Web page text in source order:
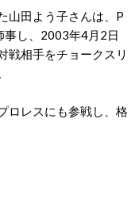
山田よう子さんは、P
事し、2003年4月2日
戦相手をチョークスリ
ロレスにも参戦し、格